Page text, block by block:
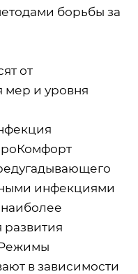
борьбы за
от
мер и уровня
инфекциями
наиболее
развития
Режимы
в зависимости